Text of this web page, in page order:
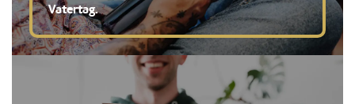
Vatertag.